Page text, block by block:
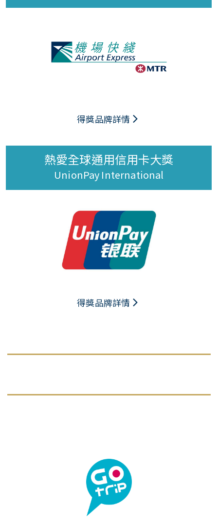
得獎品牌詳情
熱愛全球通用信用卡大獎
UnionPay International
得獎品牌詳情